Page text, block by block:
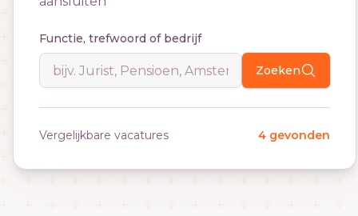
Functie, trefwoord of bedrijf
Zoeken
Vergelijkbare vacatures 4 gevonden